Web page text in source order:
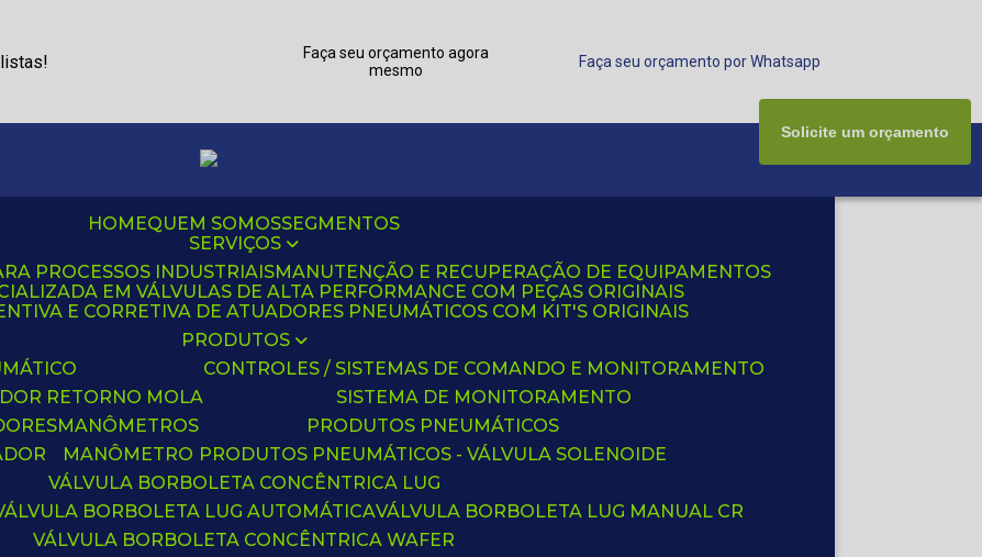
Faça seu orçamento agora
mesmo
Faça seu orçamento por Whatsapp
HOME QUEM SOMOS
SEGMENTOS
SERVIÇOS
PROCESSOS INDUSTRIAIS
MANUTENÇÃO E RECUPERAÇÃO DE EQUIPAMENTOS
EM VÁLVULAS DE ALTA PERFORMANCE COM PEÇAS ORIGINAIS
E CORRETIVA DE ATUADORES PNEUMÁTICOS COM KIT'S ORIGINAIS
PRODUTOS
RETORNO MOLA
CONTROLES / SISTEMAS DE COMANDO E MONITORAMENTO
SISTEMA DE MONITORAMENTO
MANÔMETROS
MANÔMETRO
PRODUTOS PNEUMÁTICOS
PRODUTOS PNEUMÁTICOS - VÁLVULA SOLENOIDE
VÁLVULA BORBOLETA CONCÊNTRICA LUG
VÁLVULA BORBOLETA LUG AUTOMÁTICA VÁLVULA BORBOLETA LUG MANUAL CR
VÁLVULA BORBOLETA CONCÊNTRICA WAFER
Solicite um orçamento